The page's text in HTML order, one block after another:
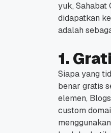
yuk, Sahabat
didapatkan
adalah
1.
Siapa yang
benar gratis
elemen,
custom
menggunakan